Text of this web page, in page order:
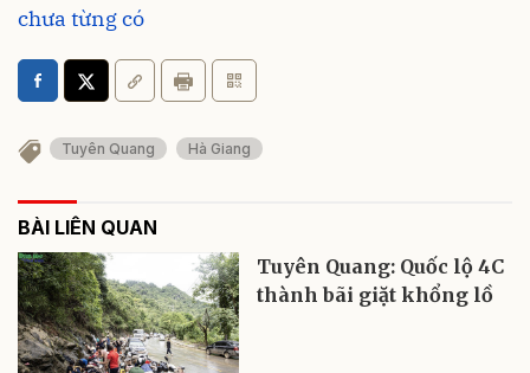
chưa từng có
Tuyên Quang Hà Giang
BÀI LIÊN QUAN
Tuyên Quang: Quốc lộ 4C
thành bãi giặt khổng lồ